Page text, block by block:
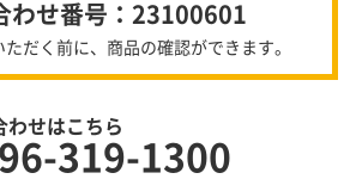
わせ番号：23100601
だく前に、商品の確認ができます。
わせはこちら
319-1300